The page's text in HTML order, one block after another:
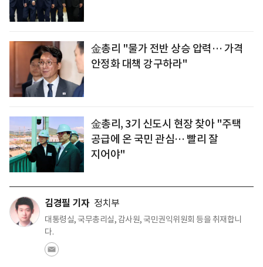
金총리 "물가 전반 상승 압력… 가격
안정화 대책 강구하라"
金총리, 3기 신도시 현장 찾아 "주택
공급에 온 국민 관심… 빨리 잘
지어야"
김경필 기자 정치부
대통령실, 국무총리실, 감사원, 국민권익위원회 등을 취재합니
다.